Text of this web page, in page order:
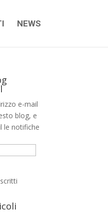
NEWS
e-mail
blog, e
le notifiche